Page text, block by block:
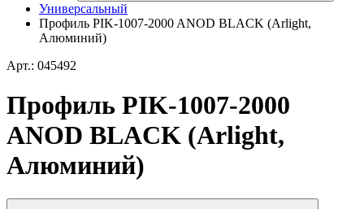
Универсальный
Профиль PIK-1007-2000 ANOD BLACK (Arlight,
Алюминий)
Арт.: 045492
Профиль PIK-1007-2000
ANOD BLACK (Arlight,
Алюминий)